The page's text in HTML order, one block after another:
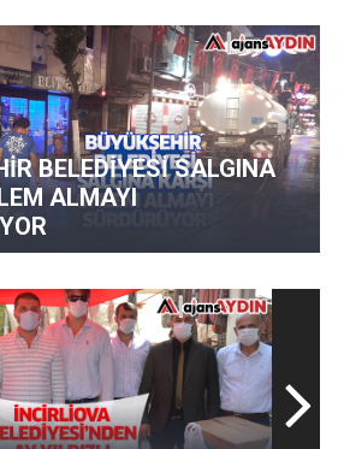
BELEDİYESİ SALGINA
ALMAYI